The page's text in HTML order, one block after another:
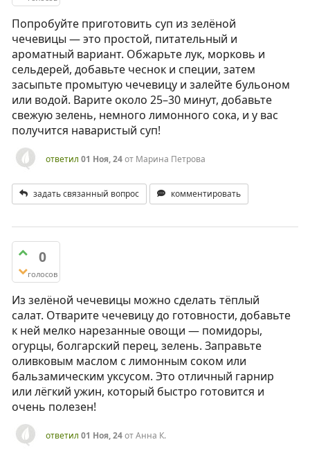
Попробуйте приготовить суп из зелёной
чечевицы — это простой, питательный и
ароматный вариант. Обжарьте лук, морковь и
сельдерей, добавьте чеснок и специи, затем
засыпьте промытую чечевицу и залейте бульоном
или водой. Варите около 25–30 минут, добавьте
свежую зелень, немного лимонного сока, и у вас
получится наваристый суп!
ответил 01 Ноя, 24от Марина Петрова
задать связанный вопрос комментировать
0
голосов
Из зелёной чечевицы можно сделать тёплый
салат. Отварите чечевицу до готовности, добавьте
к ней мелко нарезанные овощи — помидоры,
огурцы, болгарский перец, зелень. Заправьте
оливковым маслом с лимонным соком или
бальзамическим уксусом. Это отличный гарнир
или лёгкий ужин, который быстро готовится и
очень полезен!
ответил 01 Ноя, 24отАнна К.